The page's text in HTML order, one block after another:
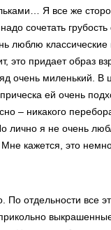
Я все же
сочетать грубость
люблю
это придает образ
очень миленький. В
ей очень
– никакого
лично я не очень
кажется, это
По отдельности все